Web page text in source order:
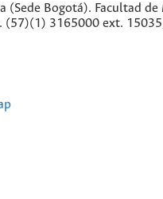
(Sede Bogotá). Facultad
(57)(1) 3165000 ext.